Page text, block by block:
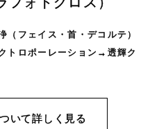
フェイス・首・デコルテ）
ロポーレーション→透輝ク
いて詳しく見る